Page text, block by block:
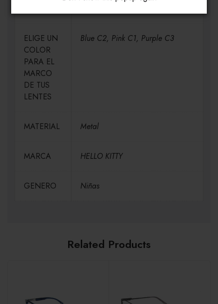
ELIGE UN
COLOR
PARA EL
MARCO
DE TUS
LENTES
Blue C2, Pink C1, Purple C3
MATERIAL Metal
MARCA HELLO KITTY
GENERO Niñas
Related Products